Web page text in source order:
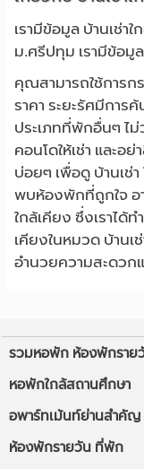
เรามีข้อมูล บ้านเช่า
ม.ศรีปทุม เรามีข้อมู
คุณสามารถใช้การก
ราคา ระยะรัศมีการ
ประเภทที่พักอื่นๆ ไม่
คอนโดให้เช่า และอ
บ่อยๆ เพื่อดู บ้านเช่า
พบห้องพักที่ถูกใจ อา
ใกล้เคียง ซึ่งเราได้
เคียงในหมวด บ้านเ
อำนวยความสะดวก
รวมหอพัก ห้องพักราย
หอพักใกล้ฉัน
ห้องพักรายวันใกล้ฉัน
หอพักใกล้มหาวิทยาลัย
หอพักใกล้สถานศึกษา
หอพัก ม.รังสิต
อพาร์ทเม้นท์ย่านสำคัญ
หอพัก ลาดพร้าว
ห้องพักรายวัน ที่พัก